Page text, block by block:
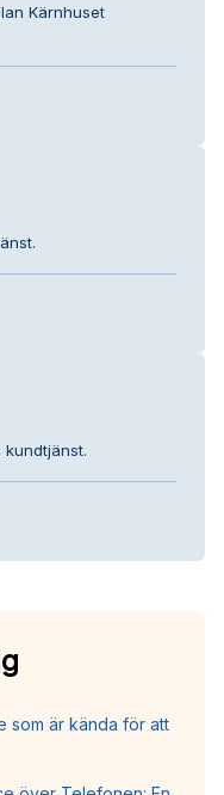
Kärnhuset
som är kända för att